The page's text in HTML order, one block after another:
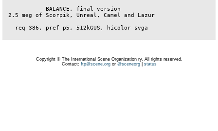
Copyright © The International Scene Organization ry. All rights reserved.
Contact: ftp@scene.orgor @sceneorg| status